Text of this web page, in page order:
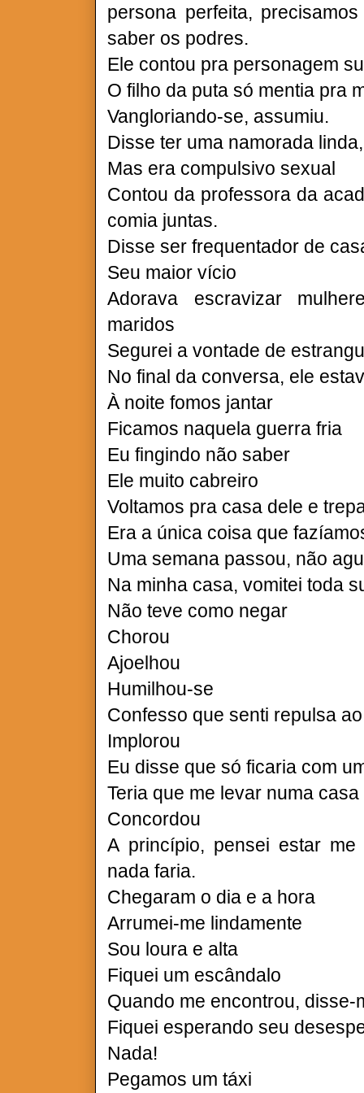
persona perfeita,
saber os podres.
Ele contou pra personagem
O filho da puta só mentia pra
Vangloriando-se, assumiu.
Disse ter uma namorada
Mas era compulsivo sexual
Contou da professora da
comia juntas.
Disse ser frequentador de
Seu maior vício
Adorava escravizar
maridos
Segurei a vontade de
No final da conversa, ele
À noite fomos jantar
Ficamos naquela guerra fria
Eu fingindo não saber
Ele muito cabreiro
Voltamos pra casa dele e
Era a única coisa que
Uma semana passou, não
Na minha casa, vomitei toda
Não teve como negar
Chorou
Ajoelhou
Humilhou-se
Confesso que senti repulsa
Implorou
Eu disse que só ficaria com
Teria que me levar numa
Concordou
A princípio, pensei estar
nada faria.
Chegaram o dia e a hora
Arrumei-me lindamente
Sou loura e alta
Fiquei um escândalo
Quando me encontrou, disse-
Fiquei esperando seu
Nada!
Pegamos um táxi